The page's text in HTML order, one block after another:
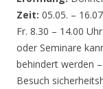
Zeit: 05.05. –
Fr. 8.30 – 14.00
oder Seminare
behindert werden
Besuch